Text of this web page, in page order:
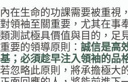
內在生命的功課需要被重視
對領袖至關重要，尤其在事
類測試極具價值與目的，足
重要的領導原則： 誠信是高
基；必須趁早注入領袖的品
若忽略此原則，將承擔極大